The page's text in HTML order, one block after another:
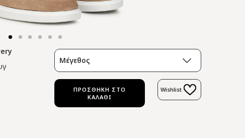
Μέγεθος
ΠΡΟΣΘΗΚΗ ΣΤΟ
ΚΑΛΑΘΙ
Wishlist